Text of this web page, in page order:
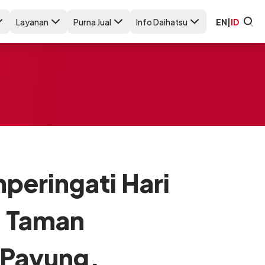
Layanan Purna Jual Info Daihatsu EN|ID
Hari